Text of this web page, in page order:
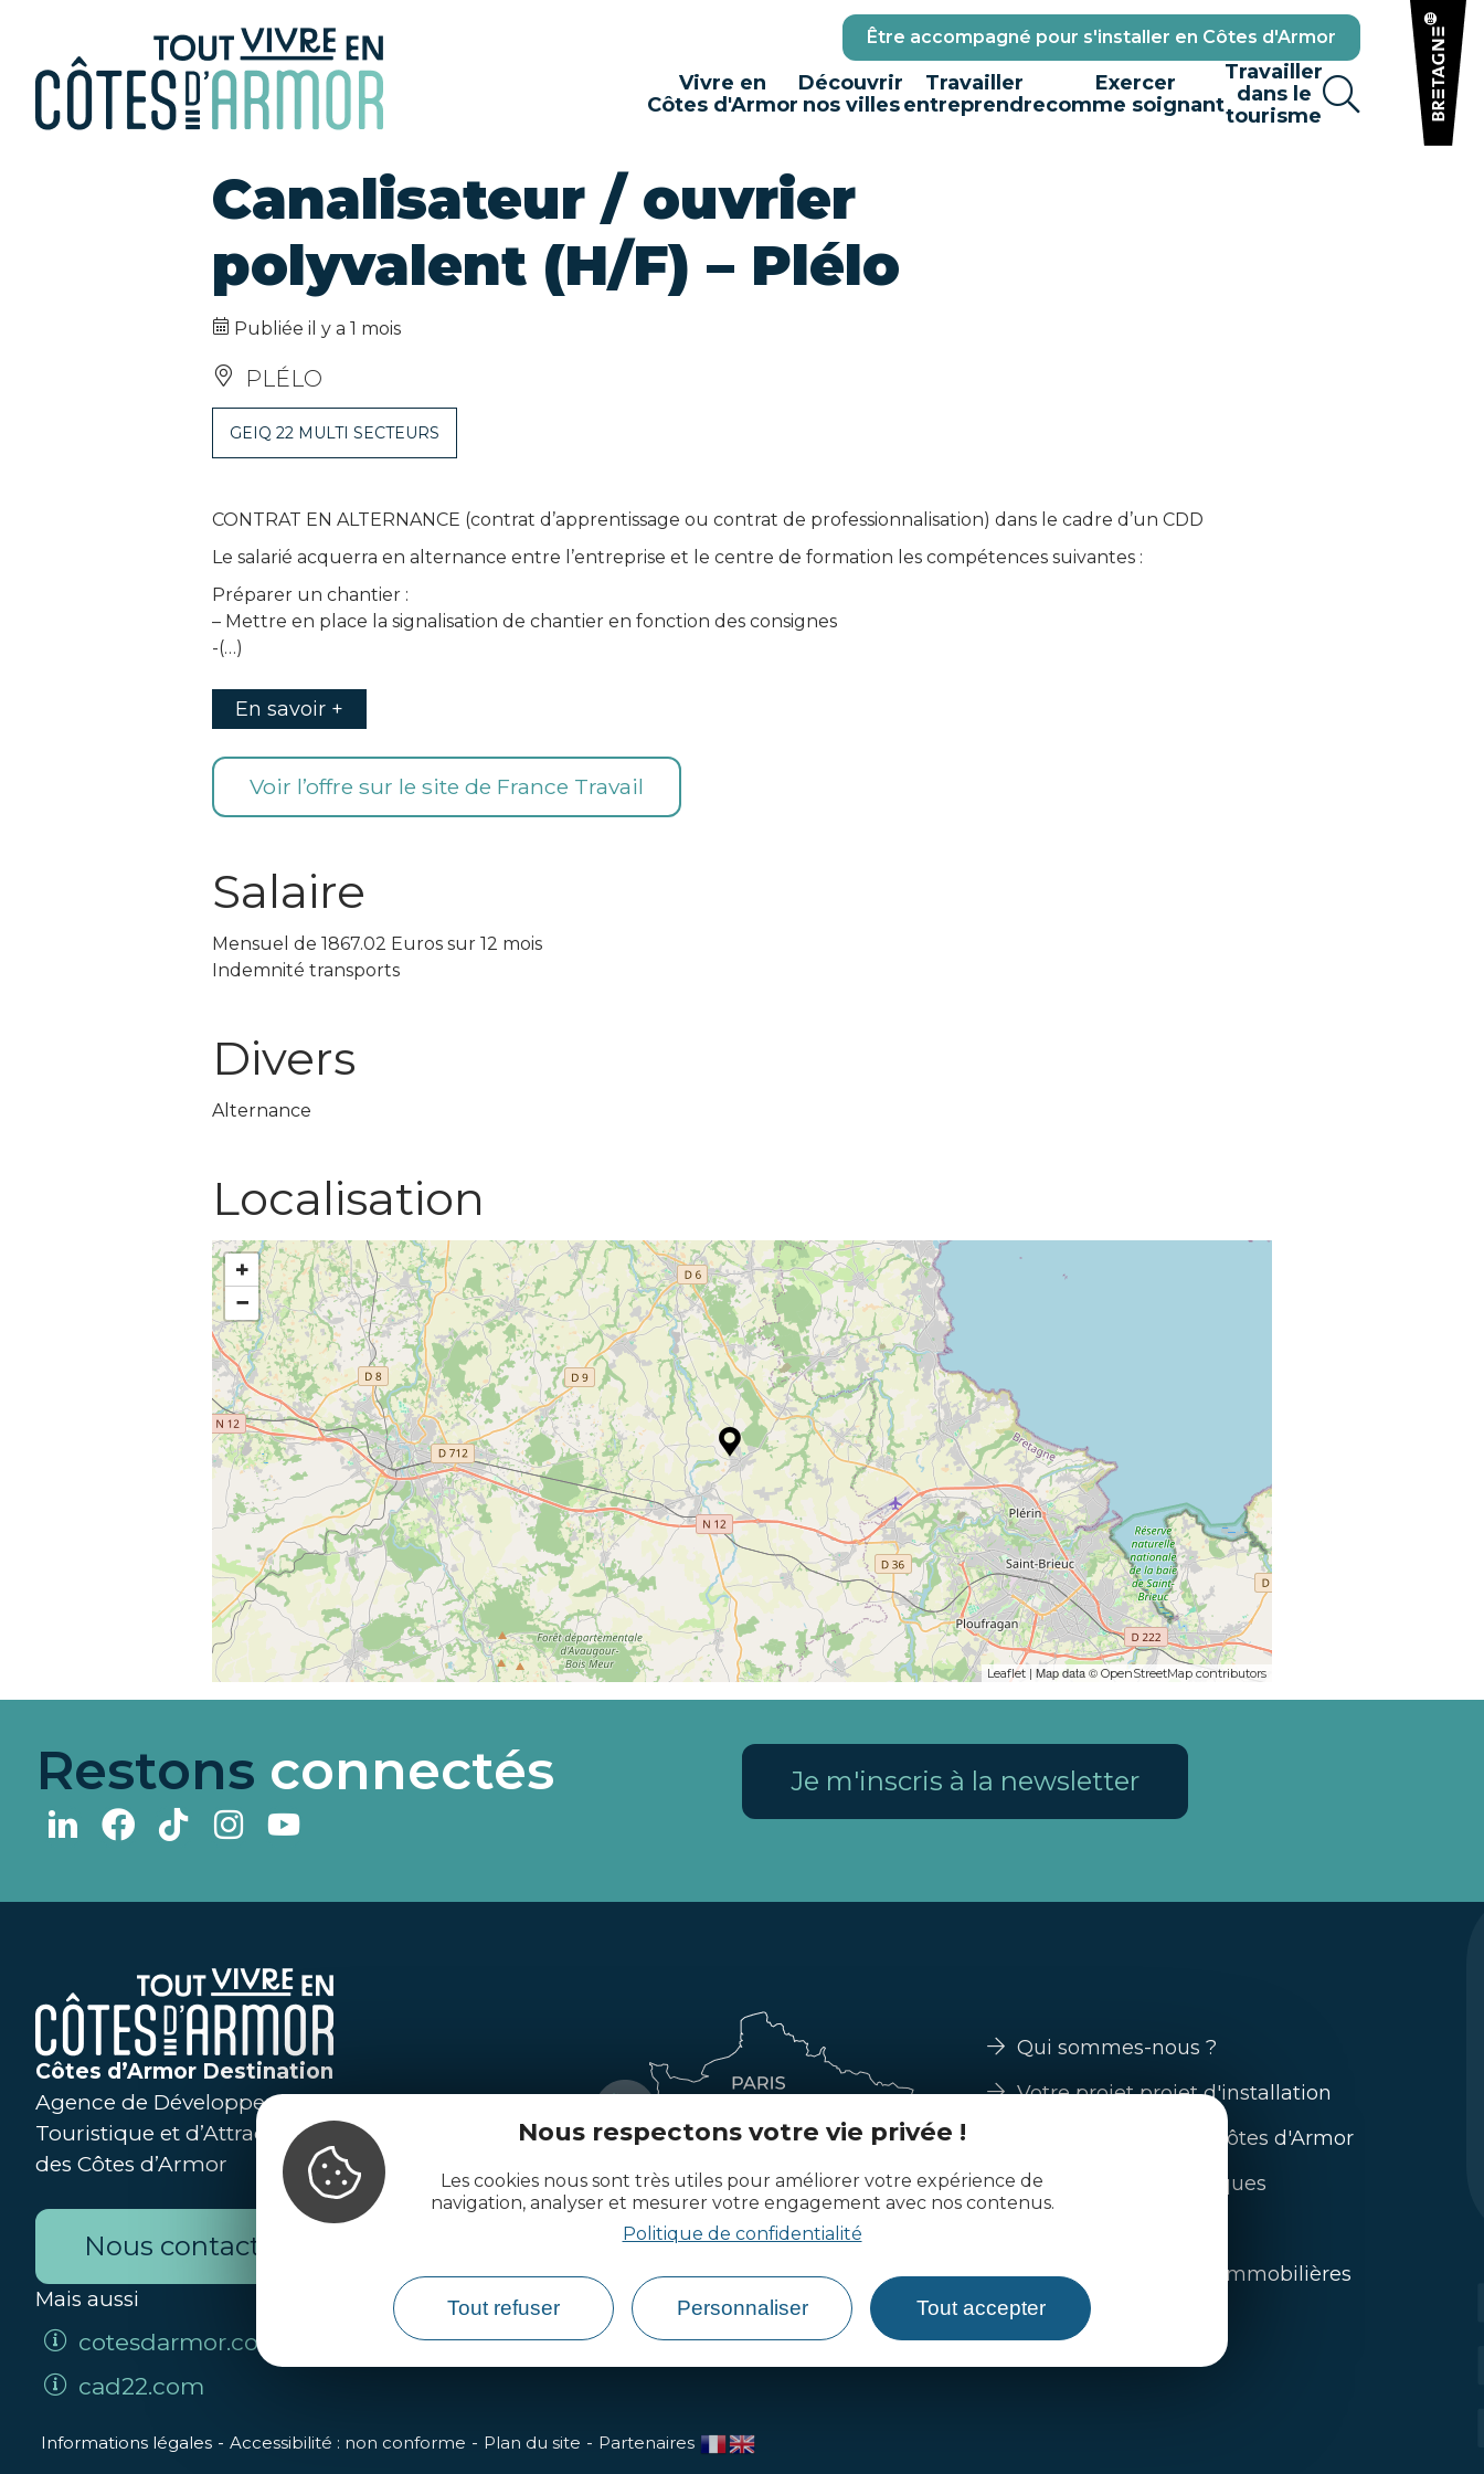
Nous respectons votre vie privée !
Les cookies nous sont très utiles pour améliorer votre expérience de
navigation, analyser et mesurer votre engagement avec nos contenus.
Politique de confidentialité
Tout refuser Personnaliser Tout accepter
Être accompagné pour s'installer en Côtes d'Armor
Vivre en
Côtes d'Armor
Découvrir
nos villes
Travailler
entreprendre
Exercer
comme soignant
Travailler
dans le
tourisme
Canalisateur / ouvrier
polyvalent (H/F) – Plélo
Publiée il y a 1 mois
PLÉLO
GEIQ 22 MULTI SECTEURS
CONTRAT EN ALTERNANCE (contrat d’apprentissage ou contrat de professionnalisation) dans le cadre d’un CDD
Le salarié acquerra en alternance entre l’entreprise et le centre de formation les compétences suivantes :
Préparer un chantier :
– Mettre en place la signalisation de chantier en fonction des consignes
-(…)
En savoir +
Voir l’offre sur le site de France Travail
Salaire
Mensuel de 1867.02 Euros sur 12 mois
Indemnité transports
Divers
Alternance
Localisation
+
−
Leaflet | Map data © OpenStreetMap contributors
Restons connectés Je m'inscris à la newsletter
Côtes d’Armor Destination
Agence de Développement
Touristique et d’Attractivité
des Côtes d’Armor
Nous contacter
Mais aussi
cotesdarmor.com
cad22.com
Qui sommes-nous ?
Votre projet projet d'installation
Guide s'installer en Côtes d'Armor
Nos filières économiques
L'immobilier / offres immobilières
Toute l'actualité
Informations légales Accessibilité : non conforme Plan du site Partenaires